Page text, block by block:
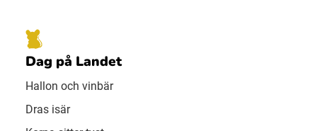
Dag på Landet
Hallon och vinbär
Dras isär